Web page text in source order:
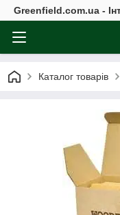
Greenfield.com.ua -
Каталог товарів